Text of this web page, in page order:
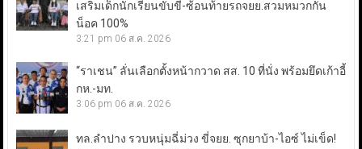
เสริมเด็กนักเรียนขับขี่-ซ้อนท้ายรถจยย.สวมหมวกกัน
น็อค 100%
3:21 pm 06 ส.ค. 2026
“ราเชน” ลั่นเลือกตั้งหน้ากวาด สส. 10 ที่นั่ง พร้อมยึดเก้าอี้
กห.-มท.
3:06 pm 06 ส.ค. 2026
ทล.ลำปาง รวบหนุ่มฉี่ม่วง ขี่จยย. ซุกยาบ้า-ไอซ์ ไม่เข็ด!